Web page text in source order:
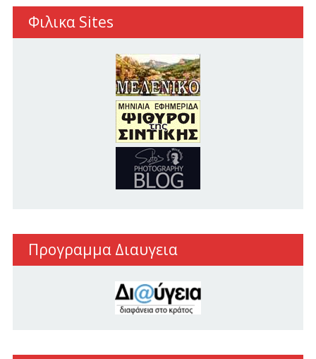
Φιλικα Sites
Προγραμμα Διαυγεια